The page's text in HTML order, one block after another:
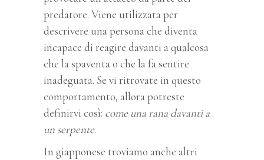
predatore. Viene utilizzata per
descrivere una persona che diventa
incapace di reagire davanti a qualcosa
che la spaventa o che la fa sentire
inadeguata. Se vi ritrovate in questo
comportamento, allora potreste
definirvi così: come una rana davanti a
un serpente.
In giapponese troviamo anche altri